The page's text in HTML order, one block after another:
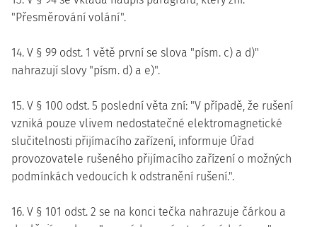
"Přesměrování volání".
14. V § 99 odst. 1 větě první se slova "písm. c) a d)"
nahrazují slovy "písm. d) a e)".
15. V § 100 odst. 5 poslední věta zní: "V případě, že rušení
vzniká pouze vlivem nedostatečné elektromagnetické
slučitelnosti přijímacího zařízení, informuje Úřad
provozovatele rušeného přijímacího zařízení o možných
podmínkách vedoucích k odstranění rušení.".
16. V § 101 odst. 2 se na konci tečka nahrazuje čárkou a